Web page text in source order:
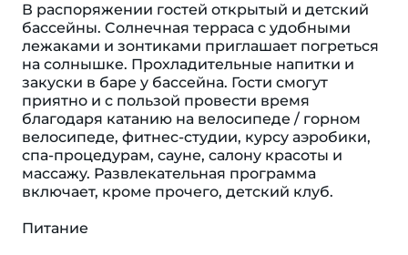
В распоряжении гостей открытый и детский
бассейны. Cолнечная терраса с удобными
лежаками и зонтиками приглашает погреться
на солнышке. Прохладительные напитки и
закуски в баре у бассейна. Гости смогут
приятно и с пользой провести время
благодаря катанию на велосипеде / горном
велосипеде, фитнес-студии, курсу аэробики,
спа-процедурам, сауне, салону красоты и
массажу. Развлекательная программа
включает, кроме прочего, детский клуб.
Питание